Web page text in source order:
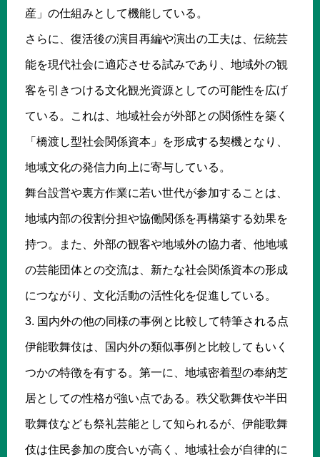
産」の仕組みとして機能している。
さらに、復活後の演目再編や演出の工夫は、伝統芸
能を現代社会に適応させる試みであり、地域外の観
客を引きつける文化観光資源としての可能性を広げ
ている。これは、地域社会が外部との関係性を築く
「橋渡し型社会関係資本」を形成する契機となり、
地域文化の発信力向上に寄与している。
舞台設営や裏方作業に若い世代が参加することは、
地域内部の役割分担や協働関係を再構築する効果を
持つ。また、外部の観客や地域外の協力者、他地域
の芸能団体との交流は、新たな社会関係資本の形成
につながり、文化活動の活性化を促進している。
3. 国内外の他の同様の事例と比較して特筆される点
伊能歌舞伎は、国内外の類似事例と比較してもいく
つかの特徴を有する。第一に、地域密着型の奉納芝
居としての性格が強い点である。秩父歌舞伎や半田
歌舞伎なども祭礼芸能として知られるが、伊能歌舞
伎は住民参加の度合いが高く、地域社会が自律的に